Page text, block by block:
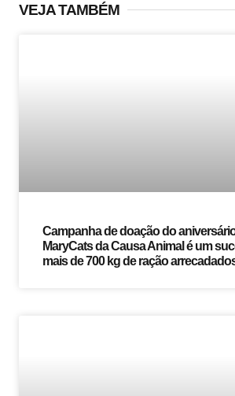
VEJA TAMBÉM
Campanha de doação do
MaryCats da Causa Animal é um
mais de 700 kg de ração